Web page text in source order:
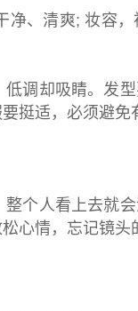
、清爽; 妆容，
却吸睛。发型
挺适，必须避免
人看上去就会
心情，忘记镜头